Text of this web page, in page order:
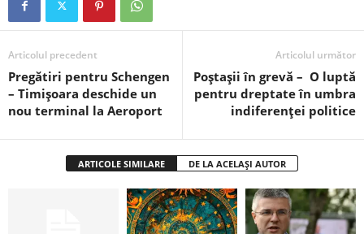
Articolul precedent
Pregătiri pentru Schengen
– Timișoara deschide un
nou terminal la Aeroport
Articolul următor
Poștașii în grevă – O luptă
pentru dreptate în umbra
indiferenței politice
ARTICOLE SIMILARE DE LA ACELAȘI AUTOR